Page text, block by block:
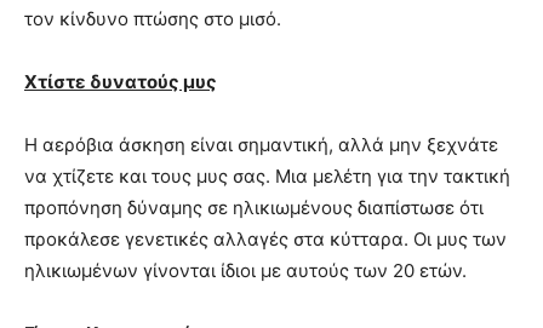
τον κίνδυνο πτώσης στο μισό.
Χτίστε δυνατούς μυς
Η αερόβια άσκηση είναι σημαντική, αλλά μην ξεχνάτε
να χτίζετε και τους μυς σας. Μια μελέτη για την τακτική
προπόνηση δύναμης σε ηλικιωμένους διαπίστωσε ότι
προκάλεσε γενετικές αλλαγές στα κύτταρα. Οι μυς των
ηλικιωμένων γίνονται ίδιοι με αυτούς των 20 ετών.